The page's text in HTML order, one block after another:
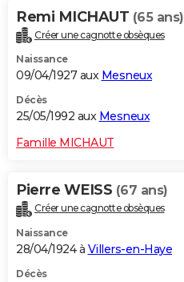
Remi MICHAUT (65 ans)
Créer une cagnotte obsèques
Naissance
09/04/1927 aux Mesneux
Décès
25/05/1992 aux Mesneux
Famille MICHAUT
Pierre WEISS (67 ans)
Créer une cagnotte obsèques
Naissance
28/04/1924 à Villers-en-Haye
Décès